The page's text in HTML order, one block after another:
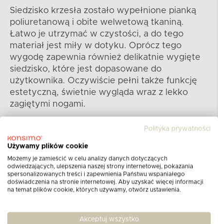
Siedzisko krzesła zostało wypełnione pianką
poliuretanową i obite welwetową tkaniną.
Łatwo je utrzymać w czystości, a do tego
materiał jest miły w dotyku. Oprócz tego
wygodę zapewnia również delikatnie wygięte
siedzisko, które jest dopasowane do
użytkownika. Oczywiście pełni także funkcję
estetyczną, świetnie wygląda wraz z lekko
zagiętymi nogami.
Polityka prywatności
Używamy plików cookie
Możemy je zamieścić w celu analizy danych dotyczących
odwiedzających, ulepszenia naszej strony internetowej, pokazania
spersonalizowanych treści i zapewnienia Państwu wspaniałego
doświadczenia na stronie internetowej. Aby uzyskać więcej informacji
na temat plików cookie, których używamy, otwórz ustawienia.
Akceptuj wszystko